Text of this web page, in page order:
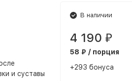
и суставы
В наличии
4 190 ₽
58 ₽ / порция
+293 бонуса